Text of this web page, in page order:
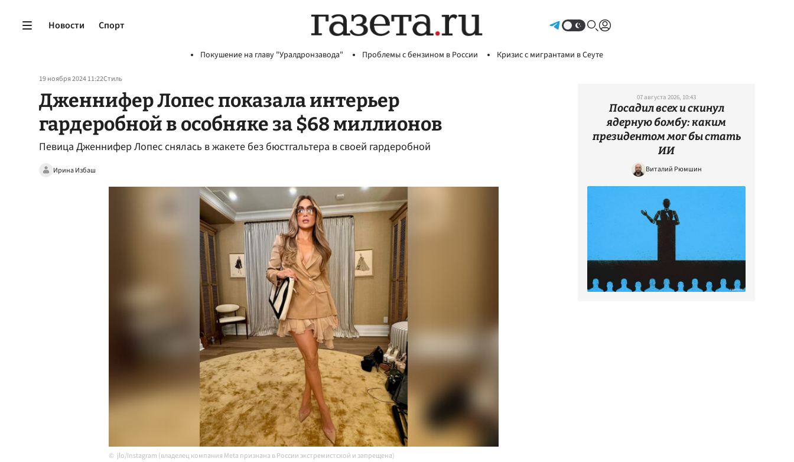
Новости Спорт
Покушение на главу "Уралдронзавода" Проблемы с бензином в России Кризис с мигрантами в Сеуте
19 ноября 2024 11:22Стиль
Дженнифер Лопес показала интерьер
гардеробной в особняке за $68 миллионов
Певица Дженнифер Лопес снялась в жакете без бюстгальтера в своей гардеробной
Ирина Избаш
jlo/Instagram (владелец компания Meta признана в России экстремистской и запрещена)
07 августа 2026, 10:43
Посадил всех и скинул
ядерную бомбу: каким
президентом мог бы стать
ИИ
Виталий Рюмшин